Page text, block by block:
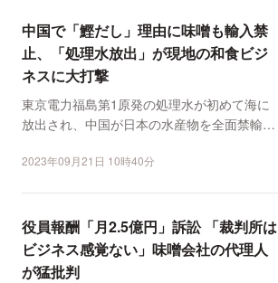
中国で「鰹だし」理由に味噌も輸入禁
止、「処理水放出」が現地の和食ビジ
ネスに大打撃
東京電力福島第1原発の処理水が初めて海に
放出され、中国が日本の水産物を全面禁輸と
2023年09月21日 10時40分
役員報酬「月2.5億円」訴訟 「裁判所は
ビジネス感覚ない」味噌会社の代理人
が猛批判